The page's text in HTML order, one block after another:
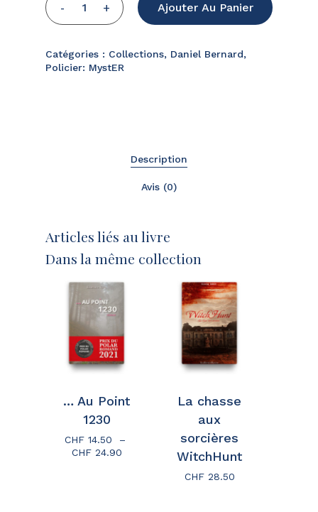
Votre panier est vide.
Ajouter Au Panier
Catégories : Collections, Daniel Bernard,
Policier: MystER
Description
Avis (0)
Articles liés au livre
Dans la même collection
… Au Point
1230
CHF14.50
–
CHF24.90Plage
La chasse
aux
sorcières
WitchHunt
CHF28.50